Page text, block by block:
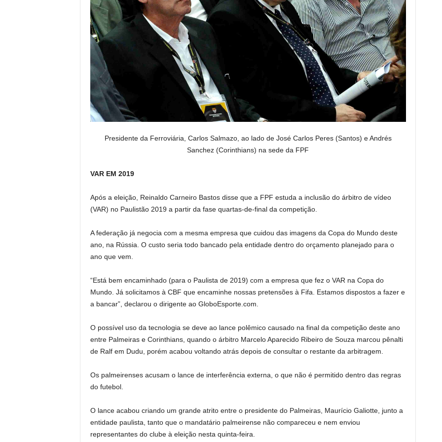
Presidente da Ferroviária, Carlos Salmazo, ao lado de José Carlos Peres (Santos) e Andrés
Sanchez (Corinthians) na sede da FPF
VAR EM 2019
Após a eleição, Reinaldo Carneiro Bastos disse que a FPF estuda a inclusão do árbitro de vídeo
(VAR) no Paulistão 2019 a partir da fase quartas-de-final da competição.
A federação já negocia com a mesma empresa que cuidou das imagens da Copa do Mundo deste
ano, na Rússia. O custo seria todo bancado pela entidade dentro do orçamento planejado para o
ano que vem.
“Está bem encaminhado (para o Paulista de 2019) com a empresa que fez o VAR na Copa do
Mundo. Já solicitamos à CBF que encaminhe nossas pretensões à Fifa. Estamos dispostos a fazer e
a bancar”, declarou o dirigente ao GloboEsporte.com.
O possível uso da tecnologia se deve ao lance polêmico causado na final da competição deste ano
entre Palmeiras e Corinthians, quando o árbitro Marcelo Aparecido Ribeiro de Souza marcou pênalti
de Ralf em Dudu, porém acabou voltando atrás depois de consultar o restante da arbitragem.
Os palmeirenses acusam o lance de interferência externa, o que não é permitido dentro das regras
do futebol.
O lance acabou criando um grande atrito entre o presidente do Palmeiras, Maurício Galiotte, junto a
entidade paulista, tanto que o mandatário palmeirense não compareceu e nem enviou
representantes do clube à eleição nesta quinta-feira.